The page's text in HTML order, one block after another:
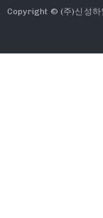
Copyright © (주)신성